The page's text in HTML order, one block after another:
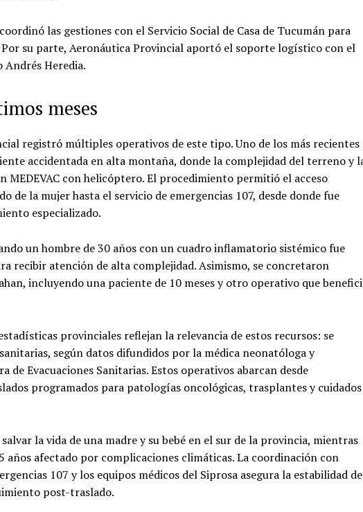
las gestiones con el Servicio Social de Casa de Tucumán para
su parte, Aeronáutica Provincial aportó el soporte logístico con el
Heredia.
meses
registró múltiples operativos de este tipo. Uno de los más recientes
accidentada en alta montaña, donde la complejidad del terreno y
MEDEVAC con helicóptero. El procedimiento permitió el acceso
de la mujer hasta el servicio de emergencias 107, desde donde fue
especializado.
un hombre de 30 años con un cuadro inflamatorio sistémico fue
recibir atención de alta complejidad. Asimismo, se concretaron
incluyendo una paciente de 10 meses y otro operativo que
provinciales reflejan la relevancia de estos recursos: se
según datos difundidos por la médica neonatóloga y
de Evacuaciones Sanitarias. Estos operativos abarcan desde
programados para patologías oncológicas, trasplantes y cuidados
la vida de una madre y su bebé en el sur de la provincia, mientras
años afectado por complicaciones climáticas. La coordinación con
107 y los equipos médicos del Siprosa asegura la estabilidad de
post-traslado.